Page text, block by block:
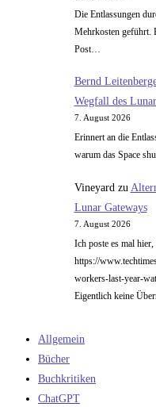
Die Entlassungen
Mehrkosten geführt.
Post…
Bernd
Wegfall des
7. August 2026
Erinnert an die
warum das Space
Vineyard zu
Lunar Gateways
7. August 2026
Ich poste es mal
https://
workers-last-year-
Eigentlich keine
Allgemein
Bücher
Buchkritiken
ChatGPT